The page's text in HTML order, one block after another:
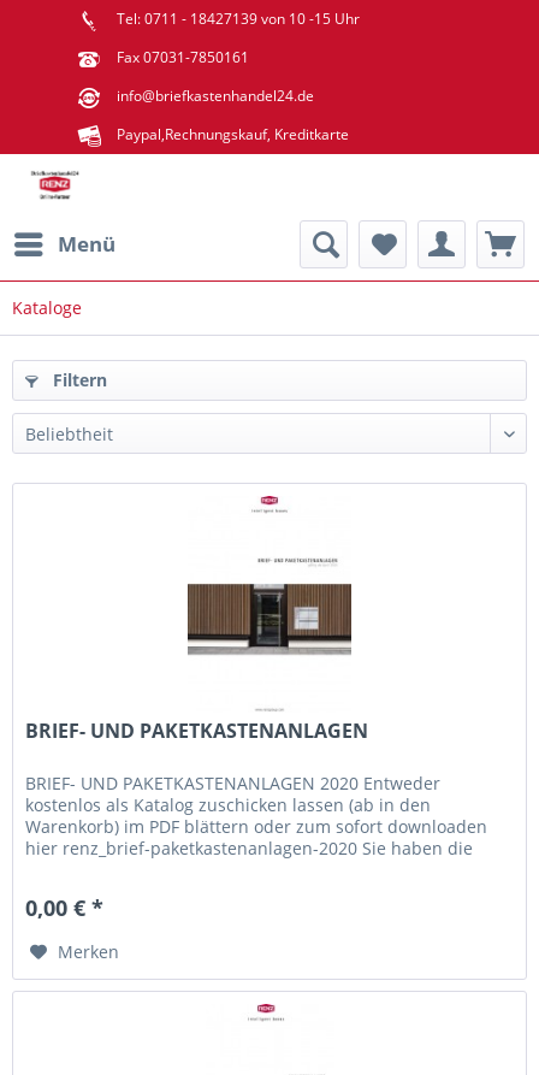
Tel: 0711 - 18427139 von 10 -15 Uhr
Fax 07031-7850161
info@briefkastenhandel24.de
Paypal,Rechnungskauf, Kreditkarte
Menü
Kataloge
Filtern
BRIEF- UND PAKETKASTENANLAGEN
BRIEF- UND PAKETKASTENANLAGEN 2020 Entweder
kostenlos als Katalog zuschicken lassen (ab in den
Warenkorb) im PDF blättern oder zum sofort downloaden
hier renz_brief-paketkastenanlagen-2020 Sie haben die
0,00 € *
Merken